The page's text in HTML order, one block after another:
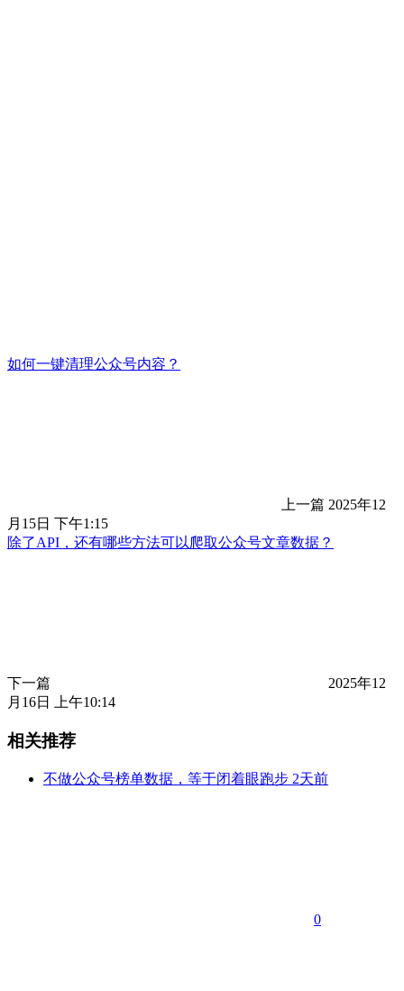
如何一键清理公众号内容？
上一篇 2025年12
月15日 下午1:15
除了API，还有哪些方法可以爬取公众号文章数据？
下一篇
2025年12
月16日 上午10:14
相关推荐
不做公众号榜单数据，等于闭着眼跑步 2天前
0